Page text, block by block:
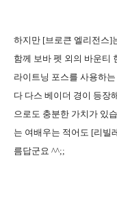
하지만 [브로큰 엘리전스]
함께 보바 펫 외의 바운티
라이트닝 포스를 사용하
다 다스 베이더 경이 등장
으로도 충분한 가치가 있
는 여배우는 적어도 [리빌
름답군요 ^^;;